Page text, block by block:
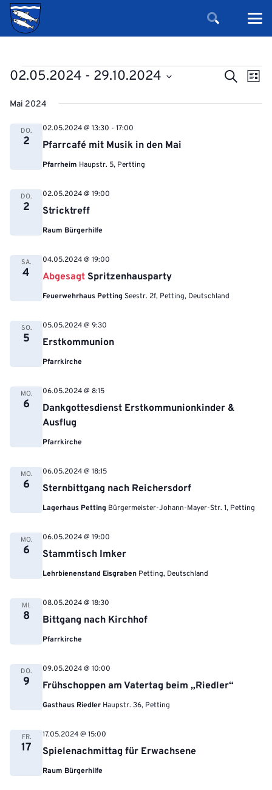
Veranstaltungen
und
SucheListe
02.05.2024 - 29.10.2024
Mai 2024
DO.
2 Pfarrcafé mit Musik in den Mai
02.05.2024 @ 13:30 - 17:00
Pfarrheim Haupstr. 5, Pertting
DO.
2 Stricktreff
02.05.2024 @ 19:00
Raum Bürgerhilfe
SA.
4 Abgesagt Spritzenhausparty
04.05.2024 @ 19:00
Feuerwehrhaus Petting Seestr. 2f, Petting, Deutschland
SO.
5 Erstkommunion
05.05.2024 @ 9:30
Pfarrkirche
MO.
6
Dankgottesdienst Erstkommunionkinder &
Ausflug
06.05.2024 @ 8:15
Pfarrkirche
MO.
6 Sternbittgang nach Reichersdorf
06.05.2024 @ 18:15
Lagerhaus Petting Bürgermeister-Johann-Mayer-Str. 1, Petting
MO.
6 Stammtisch Imker
06.05.2024 @ 19:00
Lehrbienenstand Eisgraben Petting, Deutschland
MI.
8 Bittgang nach Kirchhof
08.05.2024 @ 18:30
Pfarrkirche
DO.
9 Frühschoppen am Vatertag beim „Riedler“
09.05.2024 @ 10:00
Gasthaus Riedler Haupstr. 36, Petting
FR.
17 Spielenachmittag für Erwachsene
17.05.2024 @ 15:00
Raum Bürgerhilfe